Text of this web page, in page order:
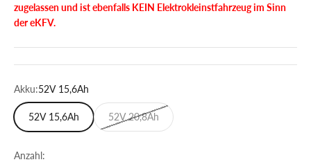
zugelassen und ist ebenfalls KEIN Elektrokleinstfahrzeug im Sinn
der eKFV.
Akku:52V 15,6Ah
52V 15,6Ah 52V 20,8Ah
Anzahl: